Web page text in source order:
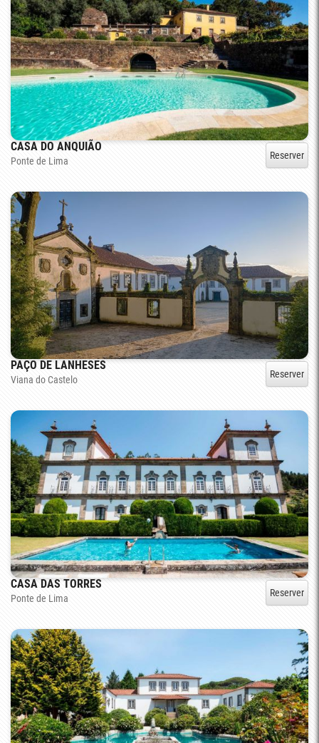
CASA DO ANQUIÃO
Ponte de Lima Reserver
PAÇO DE LANHESES
Viana do Castelo Reserver
CASA DAS TORRES
Ponte de Lima Reserver